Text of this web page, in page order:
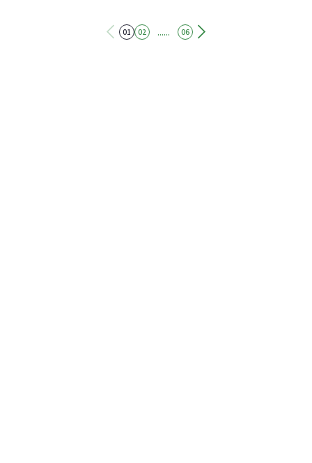
3月開始在29所國高中小學設置太陽光電發電系統。 市府
01 02 ...... 06